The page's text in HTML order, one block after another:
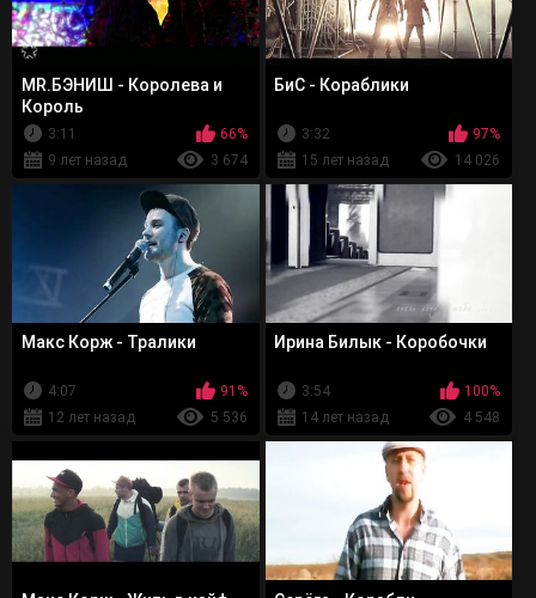
MR.БЭНИШ - Королева и
Король
3:11
66%
9 лет назад
3 674
БиС - Кораблики
3:32
97%
15 лет назад
14 026
Макс Корж - Тралики
4:07
91%
12 лет назад
5 536
Ирина Билык - Коробочки
3:54
100%
14 лет назад
4 548